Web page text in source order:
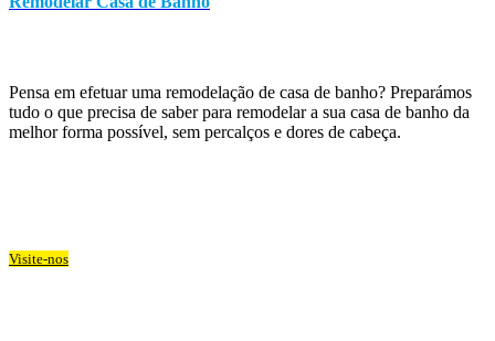
Pensa em efetuar uma remodelação de casa de banho? Preparámos
tudo o que precisa de saber para remodelar a sua casa de banho da
melhor forma possível, sem percalços e dores de cabeça.
Visite-nos